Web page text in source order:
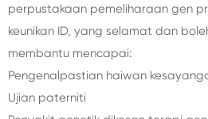
perpustakaan pemeliharaan gen
keunikan ID, yang selamat dan
membantu mencapai:
Pengenalpastian haiwan
Ujian paterniti